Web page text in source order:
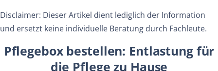
Disclaimer: Dieser Artikel dient lediglich der Information
und ersetzt keine individuelle Beratung durch Fachleute.
Pflegebox bestellen: Entlastung für
die Pflege zu Hause